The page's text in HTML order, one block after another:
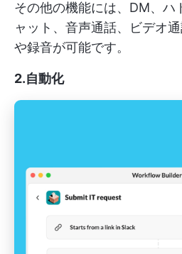
その他の機能には、DM、ハ
ャット、音声通話、ビデオ
や録音が可能です。
2.自動化